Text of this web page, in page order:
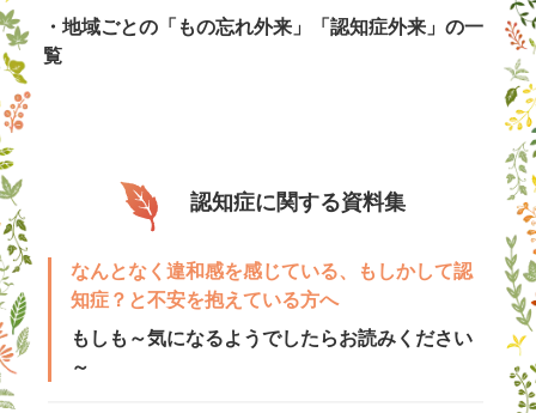
・地域ごとの「もの忘れ外来」「認知症外来」の一
覧
認知症に関する資料集
なんとなく違和感を感じている、もしかして認
知症？と不安を抱えている方へ
もしも～気になるようでしたらお読みください
～